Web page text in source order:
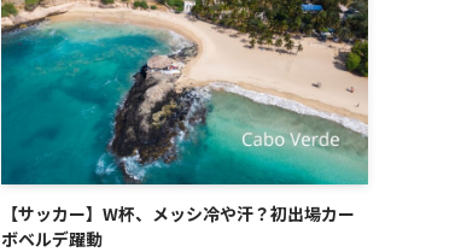
【サッカー】W杯、メッシ冷や汗？初出場カー
ボベルデ躍動